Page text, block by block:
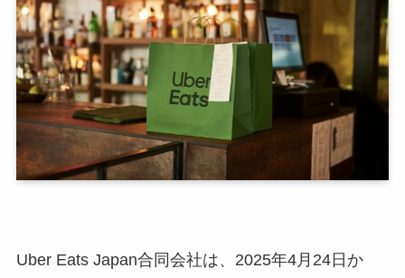
Uber Eats Japan合同会社は、2025年4月24日か